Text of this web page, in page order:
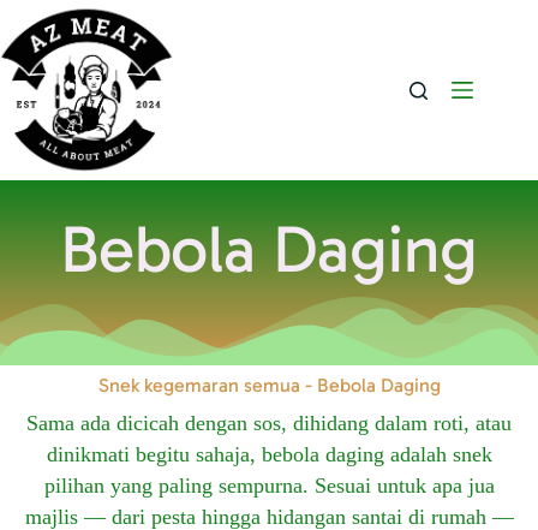
Bebola Daging
Snek kegemaran semua - Bebola Daging
Sama ada dicicah dengan sos, dihidang dalam roti, atau
dinikmati begitu sahaja, bebola daging adalah snek
pilihan yang paling sempurna. Sesuai untuk apa jua
majlis — dari pesta hingga hidangan santai di rumah —